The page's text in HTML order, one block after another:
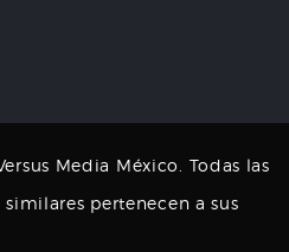
Media México. Todas las
pertenecen a sus